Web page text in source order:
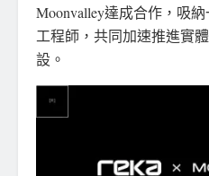
Moonvalley達成合作，吸
工程師，共同加速推進實
設。